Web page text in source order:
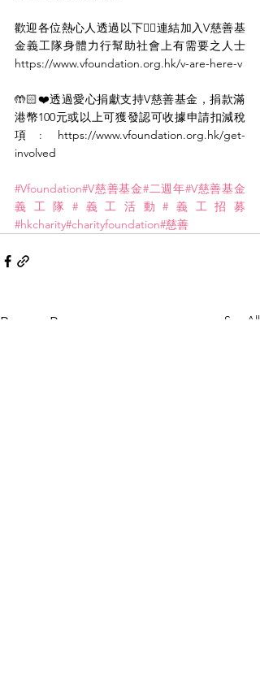
歡迎各位熱心人透過以下👇🏻連結加入V慈善基
金義工隊身體力行幫助社會上有需要之人士
https://www.vfoundation.org.hk/v-are-here-v
🤲🏻❤️透過愛心捐獻支持V慈善基金，捐款滿
港幣100元或以上可獲發認可收據申請扣減稅
項: https://www.vfoundation.org.hk/get-
involved
#Vfoundation#V慈善基金#二週年#V慈善基金
義工隊 #義工活動#義工招募
#hkcharity#charityfoundation#慈善
Recent Posts See All